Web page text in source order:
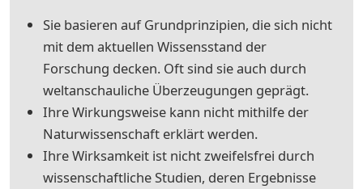
Sie basieren auf Grundprinzipien, die sich nicht
mit dem aktuellen Wissensstand der
Forschung decken. Oft sind sie auch durch
weltanschauliche Überzeugungen geprägt.
Ihre Wirkungsweise kann nicht mithilfe der
Naturwissenschaft erklärt werden.
Ihre Wirksamkeit ist nicht zweifelsfrei durch
wissenschaftliche Studien, deren Ergebnisse